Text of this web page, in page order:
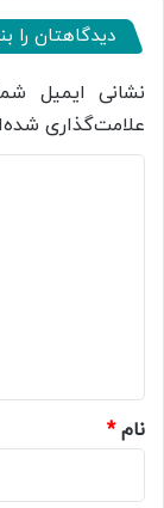
دیدگاهتان را
نشانی ایمیل
علامت‌گذاری
نام*